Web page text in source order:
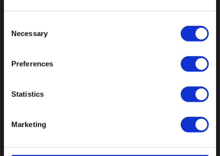
Selection
Necessary
Preferences
Statistics
Marketing
Botnische Golf 9a, 3446CN Woerden